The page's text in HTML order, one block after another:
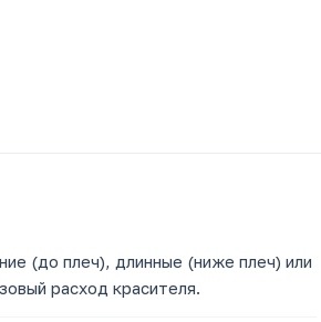
(до плеч), длинные (ниже плеч) или
расход красителя.